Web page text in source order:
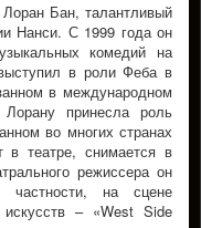
Бан, талантливый
Нанси. С 1999 года он
комедий на
в роли Феба в
в международном
принесла роль
во многих странах
в театре, снимается в
режиссера он
частности, на сцене
– «West Side